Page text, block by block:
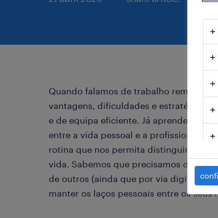
Quando falamos de trabalho remoto, já
vantagens, dificuldades e estratégias
e de equipa eficiente. Já aprendemos
entre a vida pessoal e a profissional e
rotina que nos permita distinguir as 2
vida. Sabemos que precisamos de
de outros (ainda que por via digital) e
manter os laços pessoais entre os seus